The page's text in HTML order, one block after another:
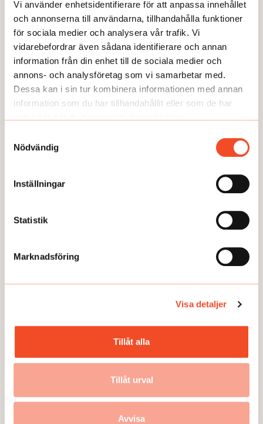
Vi använder enhetsidentifierare för att anpassa innehållet
och annonserna till användarna, tillhandahålla funktioner
för sociala medier och analysera vår trafik. Vi
vidarebefordrar även sådana identifierare och annan
information från din enhet till de sociala medier och
annons- och analysföretag som vi samarbetar med.
Dessa kan i sin tur kombinera informationen med annan
information som du har tillhandahållit eller som de har
Nödvändig
Inställningar
Statistik
Marknadsföring
Visa detaljer
Tillåt alla
Tillåt urval
Avvisa
TEMA
Utmattningssyndrom –
F43.8A – försvinner
TEMA
TEMA Konstant
6 steg: Anpassa vid psykisk ohälsa